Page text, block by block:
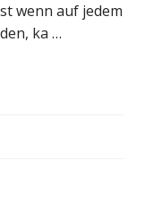
wenn auf jedem
ka …